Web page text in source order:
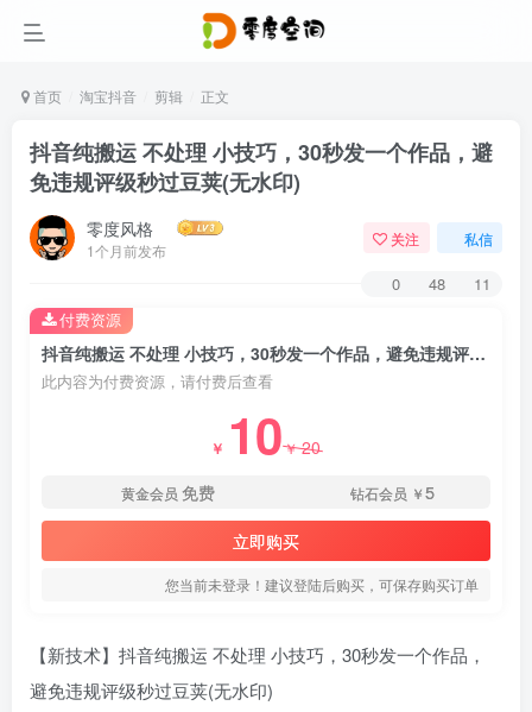
首页 淘宝抖音 剪辑 正文
抖音纯搬运 不处理 小技巧，30秒发一个作品，避
免违规评级秒过豆荚(无水印)
零度风格
1个月前发布
关注 私信
0 48 11
抖音纯搬运 不处理 小技巧，30秒发一个作品，避免违规评级秒过豆荚(无水印)
此内容为付费资源，请付费后查看
￥ 10￥20
黄金会员 免费 钻石会员 ￥5
立即购买
您当前未登录！建议登陆后购买，可保存购买订单
付费资源
【新技术】抖音纯搬运 不处理 小技巧，30秒发一个作品，
避免违规评级秒过豆荚(无水印)